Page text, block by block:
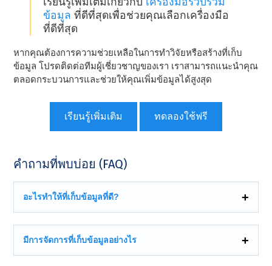
ข้อมูล ที่ดีที่สุดเพื่อช่วยคุณเลือกเครื่องมือ
ที่ดีที่สุด
หากคุณต้องการความช่วยเหลือในการทําวิจัยหรือสร้างที่เก็บ
ข้อมูล โปรดติดต่อทีมผู้เชี่ยวชาญของเรา เราสามารถแนะนําคุณ
ตลอดกระบวนการและช่วยให้คุณเพิ่มข้อมูลได้สูงสุด
เรียนรู้เพิ่มเติม ทดลองใช้ฟรี
คําถามที่พบบ่อย (FAQ)
อะไรทําให้ที่เก็บข้อมูลที่ดี?
มีการจัดการที่เก็บข้อมูลอย่างไร